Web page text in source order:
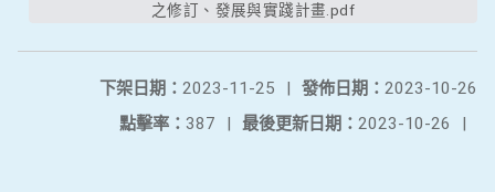
之修訂、發展與實踐計畫.pdf
發佈日期： 2023-10-26
下架日期： 2023-11-25
|
最後更新日期： 2023-10-26 |
點擊率： 387 |